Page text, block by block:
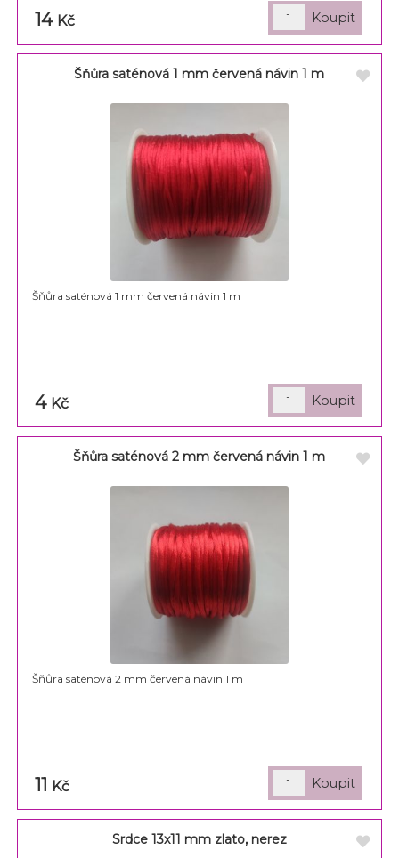
14 Kč
Šňůra saténová 1 mm červená návin 1 m
Šňůra saténová 1 mm červená návin 1 m
4 Kč
Šňůra saténová 2 mm červená návin 1 m
Šňůra saténová 2 mm červená návin 1 m
11 Kč
Srdce 13x11 mm zlato, nerez